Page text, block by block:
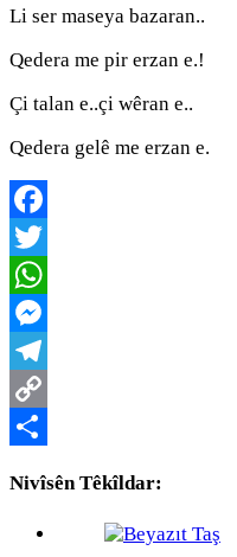
Li ser maseya bazaran..
Qedera me pir erzan e.!
Çi talan e..çi wêran e..
Qedera gelê me erzan e.
Facebook
Twitter
WhatsApp
Messenger
Telegram
Copy
Nivîsên Têkîldar: